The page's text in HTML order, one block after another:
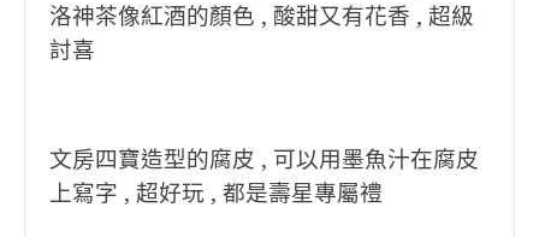
洛神茶像紅酒的顏色 , 酸甜又有花香 , 超級
討喜
文房四寶造型的腐皮 , 可以用墨魚汁在腐皮
上寫字 , 超好玩 , 都是壽星專屬禮